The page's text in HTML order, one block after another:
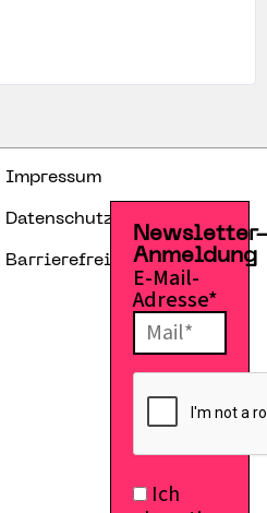
Impressum
Datenschutzerklärung
Barrierefreiheitserklärung
Anmeldung
E-Mail-
Adresse*
Ich